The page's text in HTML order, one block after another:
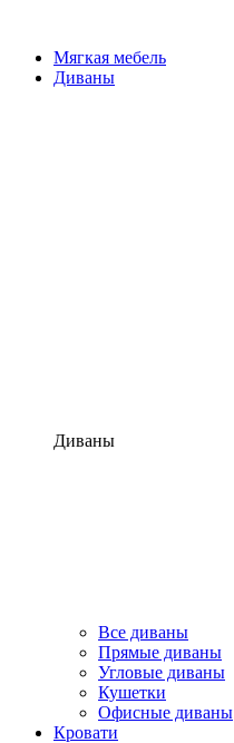
Мягкая мебель
Диваны
Диваны
Все диваны
Прямые диваны
Угловые диваны
Кушетки
Офисные диваны
Кровати